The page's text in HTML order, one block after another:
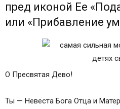
пред иконой Ее
или «Прибавление
О Пресвятая Дево!
Ты — Невеста Бога Отца и